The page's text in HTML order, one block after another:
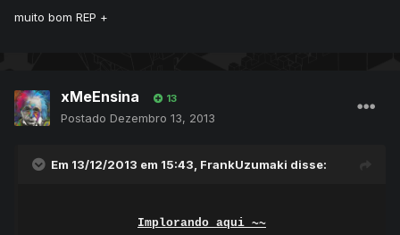
muito bom REP +
xMeEnsina 13
Postado Dezembro 13, 2013
Em 13/12/2013 em 15:43, FrankUzumaki disse:
Implorando aqui ~~